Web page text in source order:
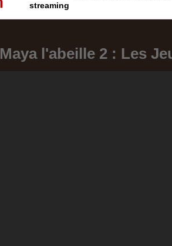
streaming
Maya l'abeille 2 : Les